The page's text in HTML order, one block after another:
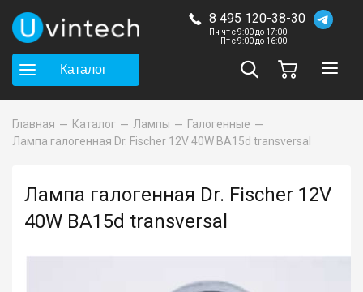
8 495 120-38-30
Пн-чт с 9:00 до 17:00
Пт с 9:00 до 16:00
Каталог
Главная Каталог Лампы
Галогенные
Лампа галогенная Dr. Fischer 12V 40W BA15d transversal
Лампа галогенная Dr. Fischer 12V
40W BA15d transversal